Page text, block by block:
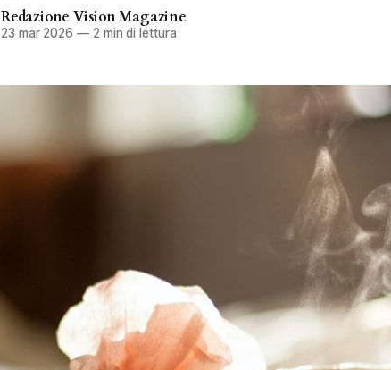
Redazione Vision Magazine
23 mar 2026 —2 min di lettura